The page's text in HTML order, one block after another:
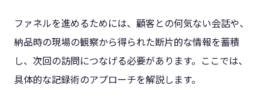
ファネルを進めるためには、顧客との何気ない会話や、
納品時の現場の観察から得られた断片的な情報を蓄積
し、次回の訪問につなげる必要があります。ここでは、
具体的な記録術のアプローチを解説します。